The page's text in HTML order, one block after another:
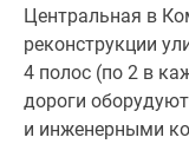
комнатные
комнатные
Квартиры
Центральная в
реконструкции
4 полос (по 2 в
дороги
и инженерными